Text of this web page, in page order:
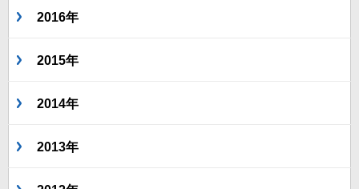
2016年
2015年
2014年
2013年